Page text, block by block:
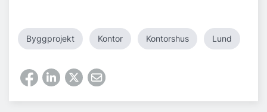
Byggprojekt Kontor Kontorshus Lund